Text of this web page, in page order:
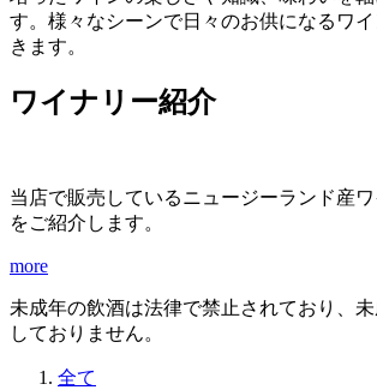
す。様々なシーンで日々のお供になるワ
きます。
ワイナリー紹介
当店で販売しているニュージーランド産
をご紹介します。
more
未成年の飲酒は法律で禁止されており、
しておりません。
全て